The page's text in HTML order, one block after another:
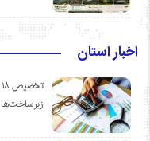
اخبار استان
زیرساخت‌ها